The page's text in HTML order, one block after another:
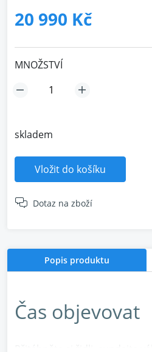
20 990 Kč
MNOŽSTVÍ
skladem
Vložit do košíku
Dotaz na zboží
Popis produktu
Čas objevovat